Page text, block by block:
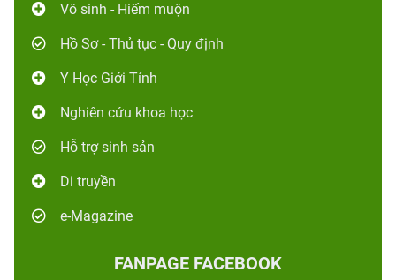
Vô sinh - Hiếm muộn
Hồ Sơ - Thủ tục - Quy định
Y Học Giới Tính
Nghiên cứu khoa học
Hỗ trợ sinh sản
Di truyền
e-Magazine
FANPAGE FACEBOOK